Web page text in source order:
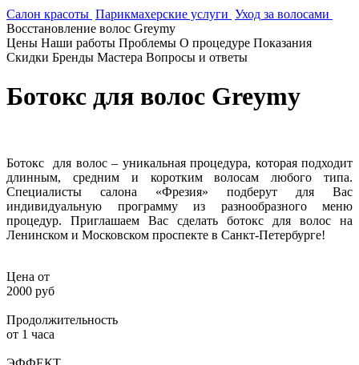
Салон красоты Парикмахерские услуги Уход за волосами
Восстановление волос Greymy
Цены Наши работы Проблемы О процедуре Показания
Скидки Бренды Мастера Вопросы и ответы
Ботокс для волос Greymy
Ботокс для волос – уникальная процедура, которая подходит
длинным, средним и коротким волосам любого типа.
Специалисты салона «Фрезия» подберут для Вас
индивидуальную программу из разнообразного меню
процедур. Приглашаем Вас сделать ботокс для волос на
Ленинском и Московском проспекте в Санкт-Петербурге!
Цена от
2000 руб
Продолжительность
от 1 часа